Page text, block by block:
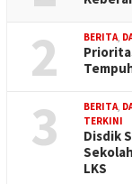
2 BERITA,
3 BERITA,
TERKINI
Disdik
LKS